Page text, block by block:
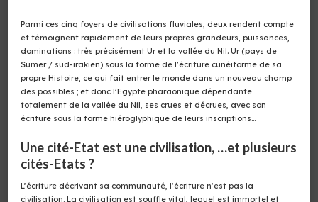
Parmi ces cinq foyers de civilisations fluviales, deux rendent compte
et témoignent rapidement de leurs propres grandeurs, puissances,
dominations : très précisément Ur et la vallée du Nil. Ur (pays de
Sumer / sud-irakien) sous la forme de l’écriture cunéiforme de sa
propre Histoire, ce qui fait entrer le monde dans un nouveau champ
des possibles ; et donc l’Egypte pharaonique dépendante
totalement de la vallée du Nil, ses crues et décrues, avec son
écriture sous la forme hiéroglyphique de leurs inscriptions…
Une cité-Etat est une civilisation, …et plusieurs
cités-Etats ?
L’écriture décrivant sa communauté, l’écriture n’est pas la
civilisation. La civilisation est souffle vital, lequel est immortel et